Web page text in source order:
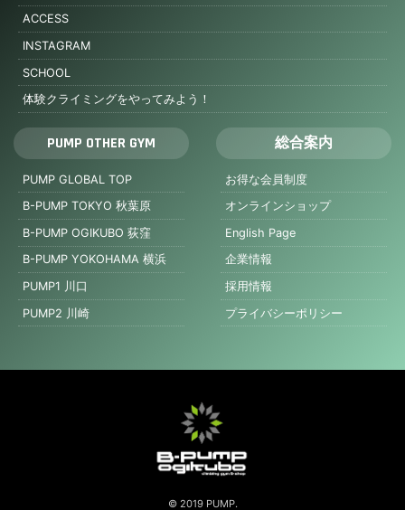
ACCESS
INSTAGRAM
SCHOOL
体験クライミングをやってみよう！
PUMP OTHER GYM
PUMP GLOBAL TOP
B-PUMP TOKYO 秋葉原
B-PUMP OGIKUBO 荻窪
B-PUMP YOKOHAMA 横浜
PUMP1 川口
PUMP2 川崎
総合案内
お得な会員制度
オンラインショップ
English Page
企業情報
採用情報
プライバシーポリシー
© 2019 PUMP.